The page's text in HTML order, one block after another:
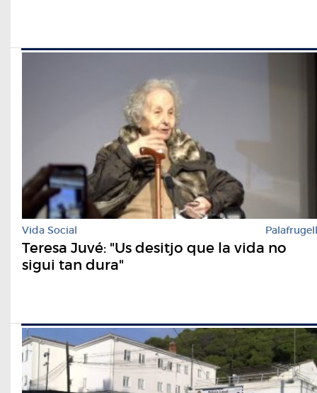
Vida Social Palafrugell
Teresa Juvé: "Us desitjo que la vida no
sigui tan dura"